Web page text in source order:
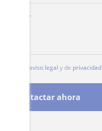
aviso legal y de privacidad
Contactar ahora